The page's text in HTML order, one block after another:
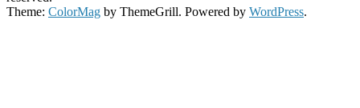
Theme: ColorMag by ThemeGrill. Powered by WordPress.